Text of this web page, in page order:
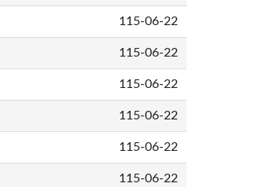
115-06-22
115-06-22
115-06-22
115-06-22
115-06-22
115-06-22